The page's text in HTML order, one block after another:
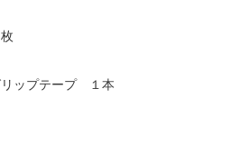
リップテープ １本